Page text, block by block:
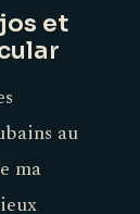
et
au
ma